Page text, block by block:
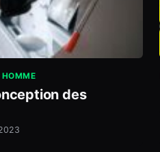
HOMME
des